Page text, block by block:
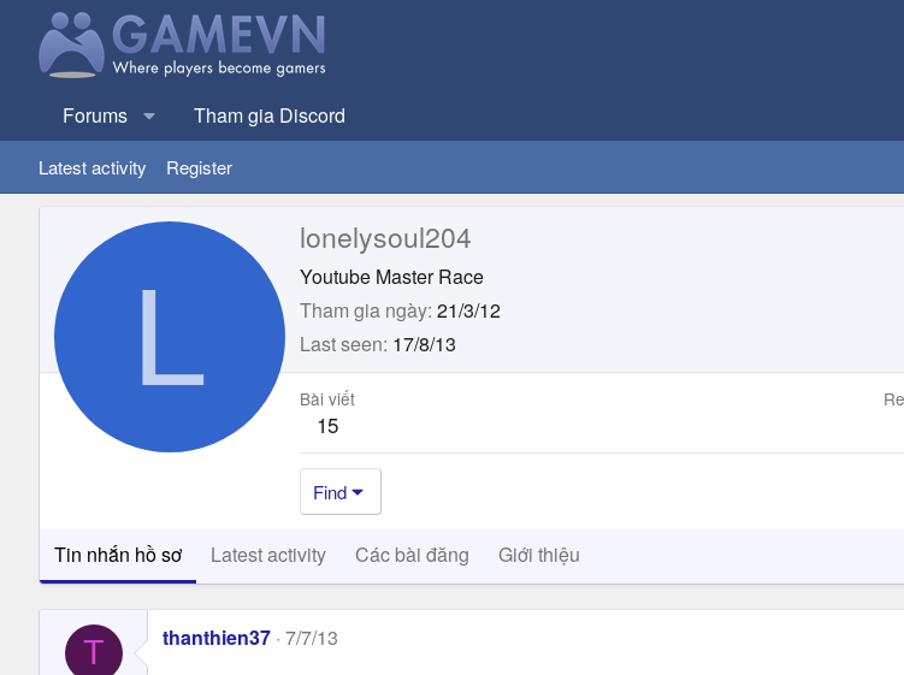
Forums Tham gia Discord
Latest activity Register
L
lonelysoul204
Youtube Master Race
Tham gia ngày 21/3/12
Last seen 17/8/13
Bài viết
15
Find
Tin nhắn hồ sơ Latest activity Các bài đăng Giới thiệu
T thanthien37 7/7/13